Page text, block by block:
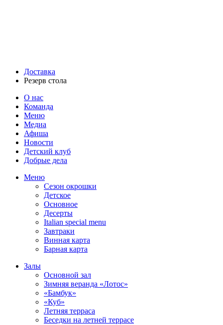
Доставка
Резерв стола
О нас
Команда
Меню
Медиа
Афиша
Новости
Детский клуб
Добрые дела
Меню
Сезон окрошки
Детское
Основное
Десерты
Italian special menu
Завтраки
Винная карта
Барная карта
Залы
Основной зал
Зимняя веранда «Лотос»
«Бамбук»
«Куб»
Летняя терраса
Беседки на летней террасе